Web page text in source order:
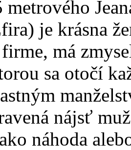
metrového
je krásna
má
sa otočí
nájsť
náhoda